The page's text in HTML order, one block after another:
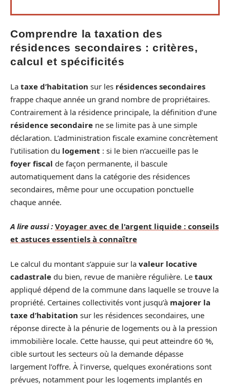
Comprendre la taxation des
résidences secondaires : critères,
calcul et spécificités
La taxe d’habitation sur les résidences secondaires
frappe chaque année un grand nombre de propriétaires.
Contrairement à la résidence principale, la définition d’une
résidence secondaire ne se limite pas à une simple
déclaration. L’administration fiscale examine concrètement
l’utilisation du logement : si le bien n’accueille pas le
foyer fiscal de façon permanente, il bascule
automatiquement dans la catégorie des résidences
secondaires, même pour une occupation ponctuelle
chaque année.
A lire aussi : Voyager avec de l'argent liquide : conseils
et astuces essentiels à connaître
Le calcul du montant s’appuie sur la valeur locative
cadastrale du bien, revue de manière régulière. Le taux
appliqué dépend de la commune dans laquelle se trouve la
propriété. Certaines collectivités vont jusqu’à majorer la
taxe d’habitation sur les résidences secondaires, une
réponse directe à la pénurie de logements ou à la pression
immobilière locale. Cette hausse, qui peut atteindre 60 %,
cible surtout les secteurs où la demande dépasse
largement l’offre. À l’inverse, quelques exonérations sont
prévues, notamment pour les logements implantés en